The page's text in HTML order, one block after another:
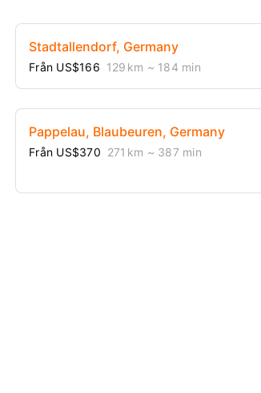
Stadtallendorf, Germany
Från US$166 129 km ~ 184 min
Pappelau, Blaubeuren, Germany
Från US$370 271 km ~ 387 min